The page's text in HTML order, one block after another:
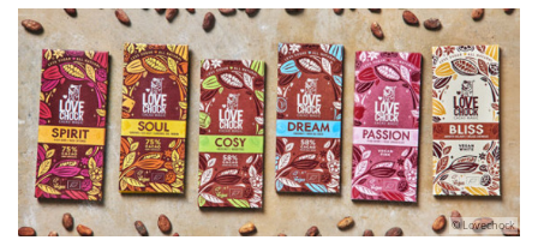
© Lovechock